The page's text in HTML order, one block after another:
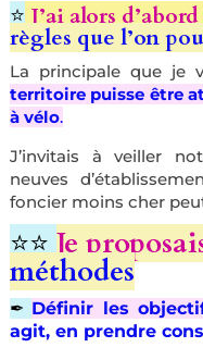
⭐️J’ai alors
règles que l’on
La principale que je
territoire puisse être
à vélo.
J’invitais à veiller
neuves
foncier moins cher
⭐️⭐️Je
méthodes
✒︎ Définir les
agit, en prendre